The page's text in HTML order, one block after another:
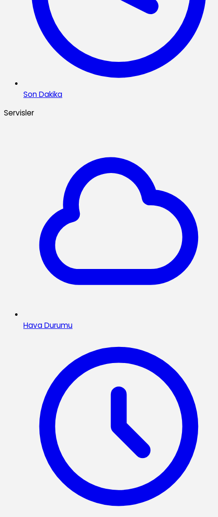
Son Dakika
Servisler
Hava Durumu